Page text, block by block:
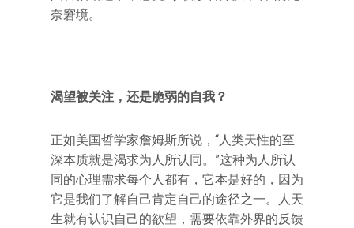
奈窘境。
渴望被关注，还是脆弱的自我？
正如美国哲学家詹姆斯所说，“人类天性的至
深本质就是渴求为人所认同。”这种为人所认
同的心理需求每个人都有，它本是好的，因为
它是我们了解自己肯定自己的途径之一。人天
生就有认识自己的欲望，需要依靠外界的反馈